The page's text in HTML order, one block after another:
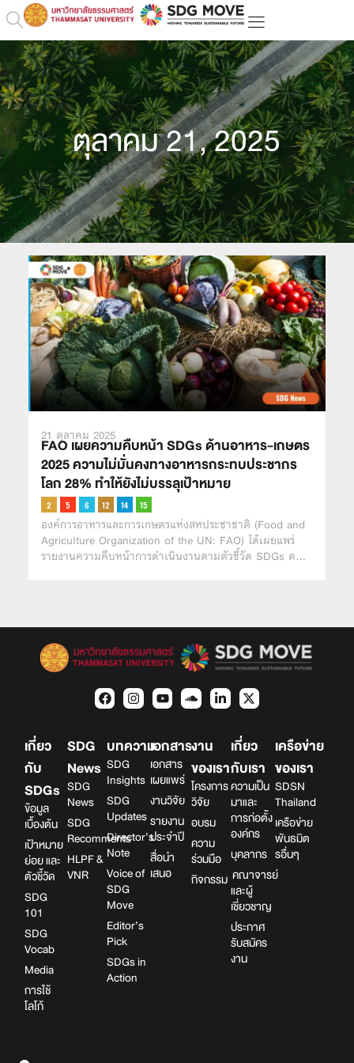
ตุลาคม 21, 2025
21 ตุลาคม 2025
FAO เผยความคืบหน้า SDGs ด้านอาหาร-เกษตร
2025 ความไม่มั่นคงทางอาหารกระทบประชากร
โลก 28% ทำให้ยังไม่บรรลุเป้าหมาย
องค์การอาหารและการเกษตรแห่งสหประชาชาติ (Food and
Agriculture Organization of the UN: FAO) ได้เผยแพร่
รายงานความคืบหน้าการดำเนินงานตามตัวชี้วัด SDGs ด…
เกี่ยว
กับ
SDGs
ข้อมูล
เบื้องต้น
เป้าหมาย
ย่อย และ
ตัวชี้วัด
SDG
101
SDG
Vocab
Media
การใช้
โลโก้
SDG
News
SDG
News
SDG
Recomments
HLPF &
VNR
บทความ
SDG
Insights
SDG
Updates
Director’s
Note
Voice of
SDG
Move
Editor’s
Pick
SDGs in
Action
เอกสาร
เอกสาร
เผยแพร่
งานวิจัย
รายงาน
ประจำปี
สื่อนำ
เสนอ
งาน
ของเรา
โครงการ
วิจัย
อบรม
ความ
ร่วมมือ
กิจกรรม
เกี่ยว
กับเรา
ความเป็น
มาและ
การก่อตั้ง
องค์กร
บุคลากร
คณาจารย์
และผู้
เชี่ยวชาญ
ประกาศ
รับสมัคร
งาน
เครือข่าย
ของเรา
SDSN
Thailand
เครือข่าย
พันธมิต
รอื่นๆ